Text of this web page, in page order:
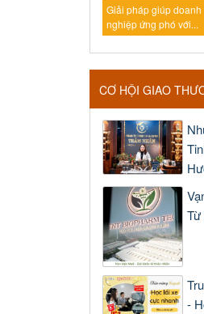
Giải pháp giúp doanh
nghiệp ứng phó với...
CƠ HỘI GIAO
Từ
-